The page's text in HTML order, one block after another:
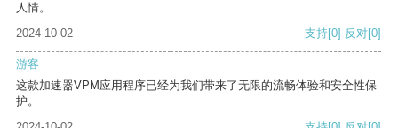
人情。
2024-10-02
支持[0] 反对[0]
游客
这款加速器VPM应用程序已经为我们带来了无限的流畅体验和安全性保
护。